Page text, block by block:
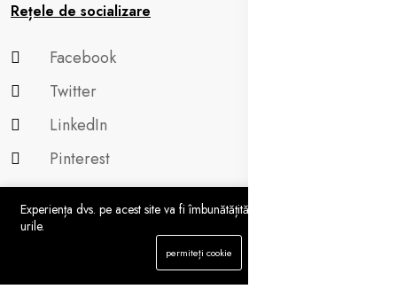
Rețele de socializare
Facebook
Twitter
LinkedIn
Pinterest
Categorie
Aprecieri
Experiența dvs. pe acest site va fi îmbunătățită dacă permiteți cookie-
urile.
permiteți cookie